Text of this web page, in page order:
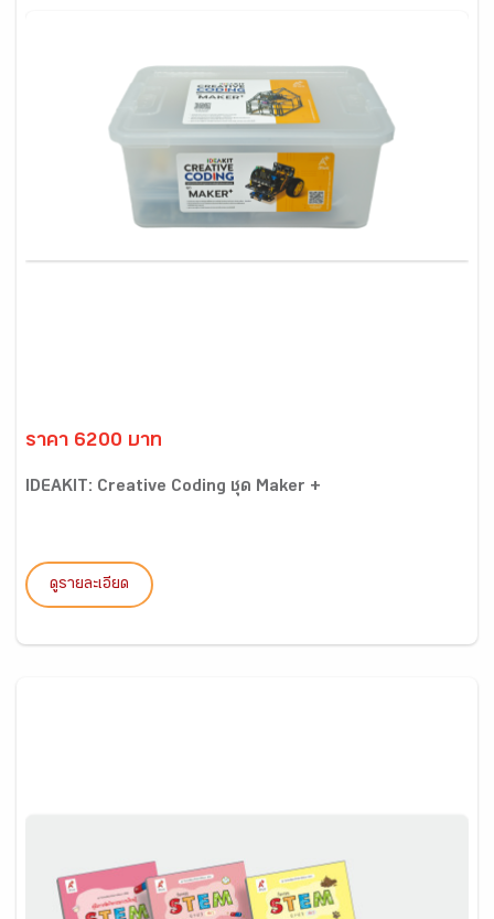
ราคา 6200 บาท
IDEAKIT: Creative Coding ชุด Maker +
ดูรายละเอียด